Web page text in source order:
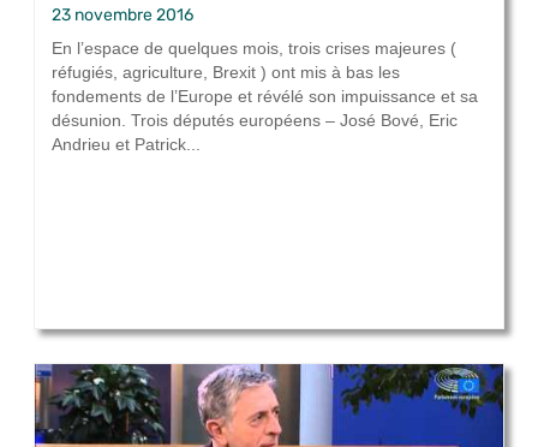
23 novembre 2016
En l’espace de quelques mois, trois crises majeures (
réfugiés, agriculture, Brexit ) ont mis à bas les
fondements de l’Europe et révélé son impuissance et sa
désunion. Trois députés européens – José Bové, Eric
Andrieu et Patrick...